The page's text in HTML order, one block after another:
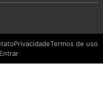
PrivacidadeTermos de uso
Entrar